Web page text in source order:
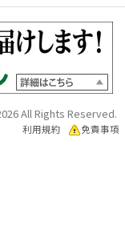
All Rights Reserved.
利用規約 免責事項